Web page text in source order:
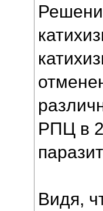
РПЦ в
Видя,